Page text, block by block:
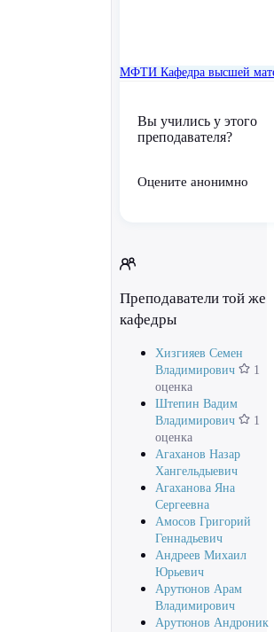
МФТИ Кафедра высшей
Вы учились у этого
преподавателя?
Оцените анонимно
Преподаватели той же
кафедры
Хизгияев Семен
Владимирович
1
оценка
Штепин Вадим
Владимирович
1
оценка
Агаханов Назар
Хангельдыевич
Агаханова Яна
Сергеевна
Амосов Григорий
Геннадьевич
Андреев Михаил
Юрьевич
Арутюнов Арам
Владимирович
Арутюнов Андроник